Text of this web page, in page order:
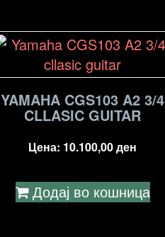
YAMAHA CGS103 A2 3/4
CLLASIC GUITAR
Цена: 10.100,00ден
Додај во кошница